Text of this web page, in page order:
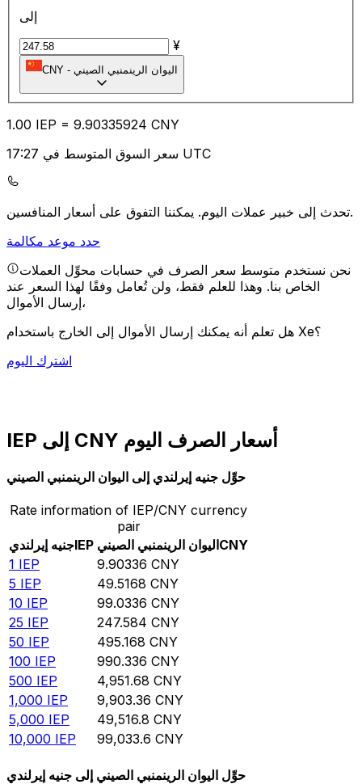
إلى
¥
CNY - اليوان الرينمنبي الصيني
1.00 IEP = 9.90335924 CNY
سعر السوق المتوسط في 17:27 UTC
تحدث إلى خبير عملات اليوم.يمكننا التفوق على أسعار المنافسين.
حدد موعد مكالمة
نحن نستخدم متوسط سعر الصرف في حسابات محوِّل العملات
الخاص بنا. وهذا للعلم فقط، ولن تُعامل وفقًا لهذا السعر عند
إرسال الأموال،
هل تعلم أنه يمكنك إرسال الأموال إلى الخارج باستخدام Xe؟
اشترك اليوم
IEP إلى CNY أسعار الصرف اليوم
حوِّل جنيه إيرلندي إلى اليوان الرينمنبي الصيني
Rate information of IEP/CNY currency
pair
جنيه إيرلنديIEP اليوان الرينمنبي الصينيCNY
1 IEP 9.90336 CNY
5 IEP 49.5168 CNY
10 IEP 99.0336 CNY
25 IEP 247.584 CNY
50 IEP 495.168 CNY
100 IEP 990.336 CNY
500 IEP 4,951.68 CNY
1,000 IEP 9,903.36 CNY
5,000 IEP 49,516.8 CNY
10,000 IEP 99,033.6 CNY
حوِّل اليوان الرينمنبي الصيني إلى جنيه إيرلندي